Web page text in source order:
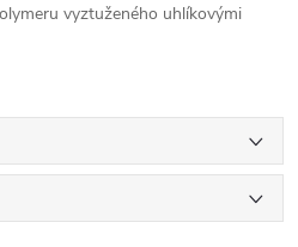
vyztuženého uhlíkovými